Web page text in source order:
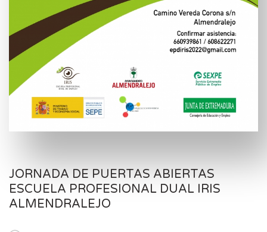
JORNADA DE PUERTAS ABIERTAS
ESCUELA PROFESIONAL DUAL IRIS
ALMENDRALEJO